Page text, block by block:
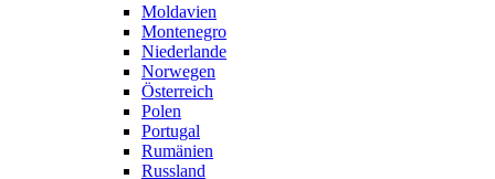
Moldavien
Montenegro
Niederlande
Norwegen
Österreich
Polen
Portugal
Rumänien
Russland